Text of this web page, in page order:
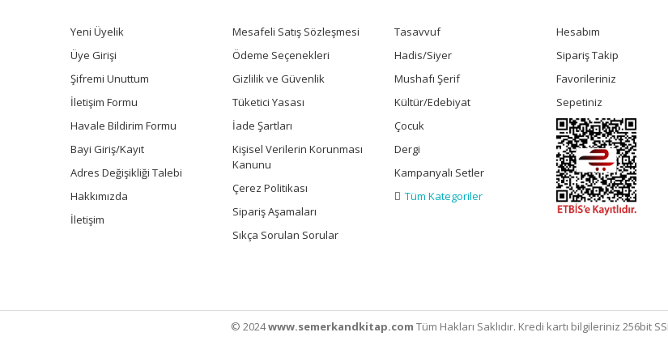
Yeni Üyelik
Üye Girişi
Şifremi Unuttum
İletişim Formu
Havale Bildirim Formu
Bayi Giriş/Kayıt
Adres Değişikliği Talebi
Hakkımızda
İletişim
Mesafeli Satış Sözleşmesi
Ödeme Seçenekleri
Gizlilik ve Güvenlik
Tüketici Yasası
İade Şartları
Kişisel Verilerin Korunması
Kanunu
Çerez Politikası
Sipariş Aşamaları
Sıkça Sorulan Sorular
Tasavvuf
Hadis/Siyer
Mushafı Şerif
Kültür/Edebiyat
Çocuk
Dergi
Kampanyalı Setler
Tüm Kategoriler
Hesabım
Sipariş Takip
Favorileriniz
Sepetiniz
© 2024www.semerkandkitap.com Tüm Hakları Saklıdır. Kredi kartı bilgileriniz 256bit